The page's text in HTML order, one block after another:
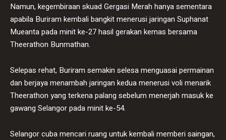
Namun, kegembiraan skuad Gergasi Merah hanya sementara
apabila Buriram kembali bangkit menerusi jaringan Suphanat
Mueanta pada minit ke-27 hasil gerakan kemas bersama
Theerathon Bunmathan.
Selepas rehat, Buriram semakin selesa menguasai permainan
dan berjaya menambah jaringan kedua menerusi voli menarik
Theerathon yang terkena palang sebelum menerjah masuk ke
gawang Selangor pada minit ke-54.
Selangor cuba mencari ruang untuk kembali memberi saingan,